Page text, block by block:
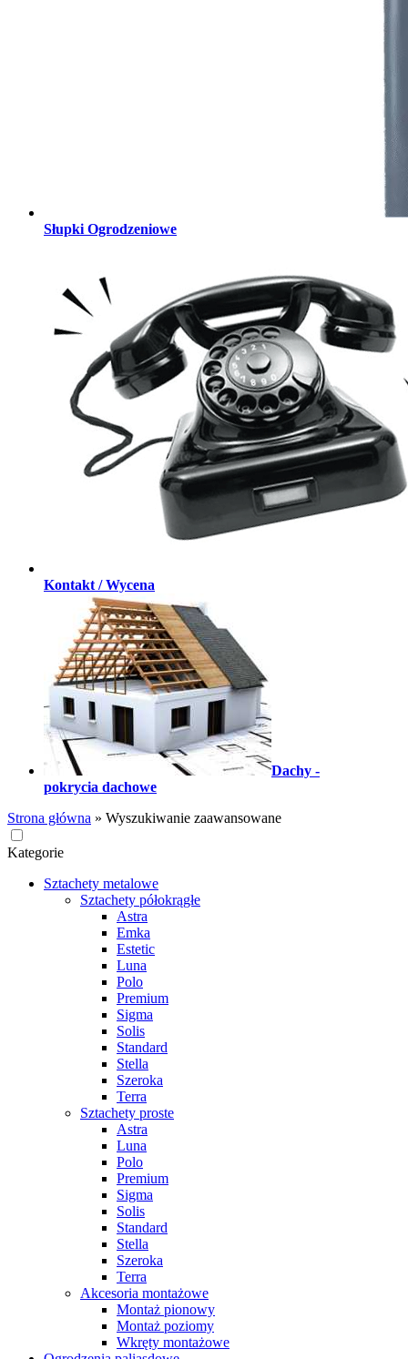
Słupki Ogrodzeniowe
Kontakt / Wycena
Dachy -
pokrycia dachowe
Strona główna » Wyszukiwanie zaawansowane
Kategorie
Sztachety metalowe
Sztachety półokrągłe
Astra
Emka
Estetic
Luna
Polo
Premium
Sigma
Solis
Standard
Stella
Szeroka
Terra
Sztachety proste
Astra
Luna
Polo
Premium
Sigma
Solis
Standard
Stella
Szeroka
Terra
Akcesoria montażowe
Montaż pionowy
Montaż poziomy
Wkręty montażowe